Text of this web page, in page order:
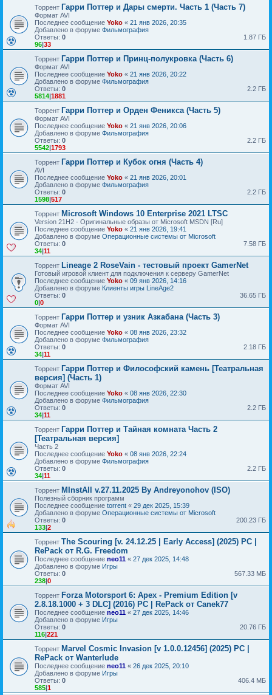
Торрент Гарри Поттер и Дары смерти. Часть 1 (Часть 7)
Формат AVI
Последнее сообщение Yoko « 21 янв 2026, 20:35
Добавлено в форуме Фильмография
Ответы: 0
96|33
1.87 ГБ
Торрент Гарри Поттер и Принц-полукровка (Часть 6)
Формат AVI
Последнее сообщение Yoko « 21 янв 2026, 20:22
Добавлено в форуме Фильмография
Ответы: 0
5814|1881
2.2 ГБ
Торрент Гарри Поттер и Орден Феникса (Часть 5)
Формат AVI
Последнее сообщение Yoko « 21 янв 2026, 20:06
Добавлено в форуме Фильмография
Ответы: 0
5542|1793
2.2 ГБ
Торрент Гарри Поттер и Кубок огня (Часть 4)
AVI
Последнее сообщение Yoko « 21 янв 2026, 20:01
Добавлено в форуме Фильмография
Ответы: 0
1598|517
2.2 ГБ
Торрент Microsoft Windows 10 Enterprise 2021 LTSC
Version 21H2 - Оригинальные образы от Microsoft MSDN [Ru]
Последнее сообщение Yoko « 21 янв 2026, 19:41
Добавлено в форуме Операционные системы от Microsoft
Ответы: 0
34|11
7.58 ГБ
Торрент Lineage 2 RoseVain - тестовый проект GamerNet
Готовый игровой клиент для подключения к серверу GamerNet
Последнее сообщение Yoko « 09 янв 2026, 14:16
Добавлено в форуме Клиенты игры LineAge2
Ответы: 0
0|0
36.65 ГБ
Торрент Гарри Поттер и узник Азкабана (Часть 3)
Формат AVI
Последнее сообщение Yoko « 08 янв 2026, 23:32
Добавлено в форуме Фильмография
Ответы: 0
34|11
2.18 ГБ
Торрент Гарри Поттер и Философский камень [Театральная
версия] (Часть 1)
Формат AVI
Последнее сообщение Yoko « 08 янв 2026, 22:30
Добавлено в форуме Фильмография
Ответы: 0
34|11
2.2 ГБ
Торрент Гарри Поттер и Тайная комната Часть 2
[Театральная версия]
Часть 2
Последнее сообщение Yoko « 08 янв 2026, 22:24
Добавлено в форуме Фильмография
Ответы: 0
34|11
2.2 ГБ
Торрент MInstAll v.27.11.2025 By Andreyonohov (ISO)
Полезный сборник программ
Последнее сообщение torrent « 29 дек 2025, 15:39
Добавлено в форуме Операционные системы от Microsoft
Ответы: 0
133|2
200.23 ГБ
Торрент The Scouring [v. 24.12.25 | Early Access] (2025) PC |
RePack от R.G. Freedom
Последнее сообщение neo11 « 27 дек 2025, 14:48
Добавлено в форуме Игры
Ответы: 0
238|0
567.33 МБ
Торрент Forza Motorsport 6: Apex - Premium Edition [v
2.8.18.1000 + 3 DLC] (2016) PC | RePack от Canek77
Последнее сообщение neo11 « 27 дек 2025, 14:46
Добавлено в форуме Игры
Ответы: 0
116|221
20.76 ГБ
Торрент Marvel Cosmic Invasion [v 1.0.0.12456] (2025) PC |
RePack от Wanterlude
Последнее сообщение neo11 « 26 дек 2025, 20:10
Добавлено в форуме Игры
Ответы: 0
585|1
406.4 МБ